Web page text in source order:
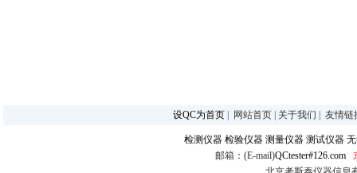
设QC为首页 网站首页 关于我们 友情链
检测仪器 检验仪器 测量仪器 测试仪器
邮箱：(E-mail)QCtester#126.com